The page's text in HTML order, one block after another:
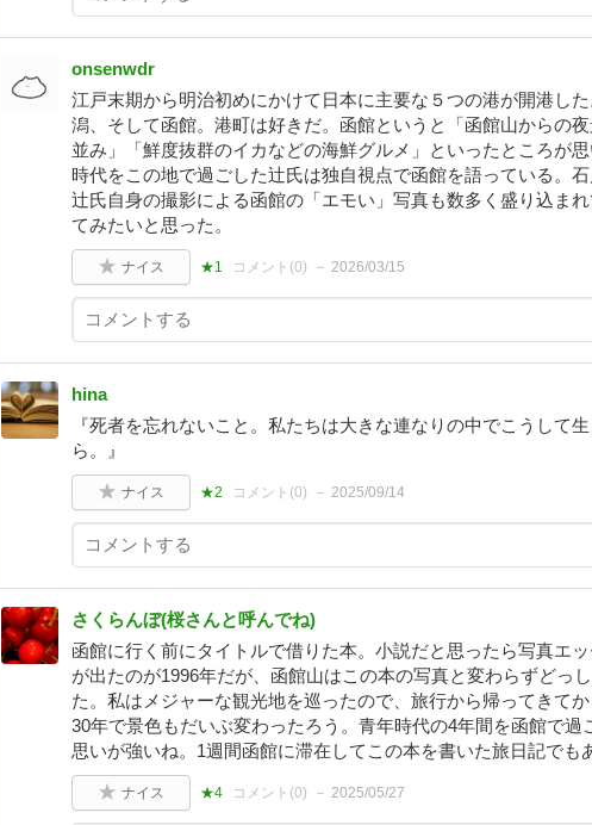
onsenwdr
江戸末期から明治初めにかけて日本に主要な５つの港が開港し
潟、そして函館。港町は好きだ。函館というと「函館山からの
並み」「鮮度抜群のイカなどの海鮮グルメ」といったところが
時代をこの地で過ごした辻氏は独自視点で函館を語っている。石
辻氏自身の撮影による函館の「エモい」写真も数多く盛り込ま
てみたいと思った。
ナイス ★1 コメント(0) 2026/03/15
hina
『死者を忘れないこと。私たちは大きな連なりの中でこうして
ら。』
ナイス ★2 コメント(0) 2025/09/14
さくらんぼ(桜さんと呼んでね)
函館に行く前にタイトルで借りた本。小説だと思ったら写真エ
が出たのが1996年だが、函館山はこの本の写真と変わらずどっ
た。私はメジャーな観光地を巡ったので、旅行から帰ってきてか
30年で景色もだいぶ変わったろう。青年時代の4年間を函館で過
思いが強いね。1週間函館に滞在してこの本を書いた旅日記でも
ナイス ★4 コメント(0) 2025/05/27